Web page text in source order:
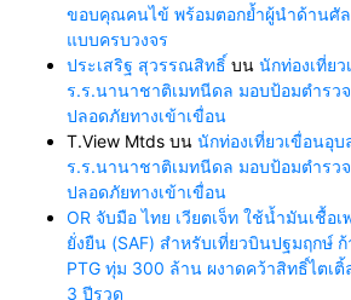
ขอบคุณคนไข้ พร้อมตอกย้ำผู้นำด้านศัล
แบบครบวงจร
ประเสริฐ สุวรรณสิทธิ์ บน นักท่องเที่ย
ร.ร.นานาชาติเมทนีดล มอบป้อมตำรว
ปลอดภัยทางเข้าเขื่อน
T.View Mtds บน นักท่องเที่ยวเขื่อนอุ
ร.ร.นานาชาติเมทนีดล มอบป้อมตำรว
ปลอดภัยทางเข้าเขื่อน
OR จับมือ ไทย เวียตเจ็ท ใช้น้ำมันเชื้อ
ยั่งยืน (SAF) สำหรับเที่ยวบินปฐมฤกษ์ ก้
PTG ทุ่ม 300 ล้าน ผงาดคว้าสิทธิ์ไตเติ้
3 ปีรวด